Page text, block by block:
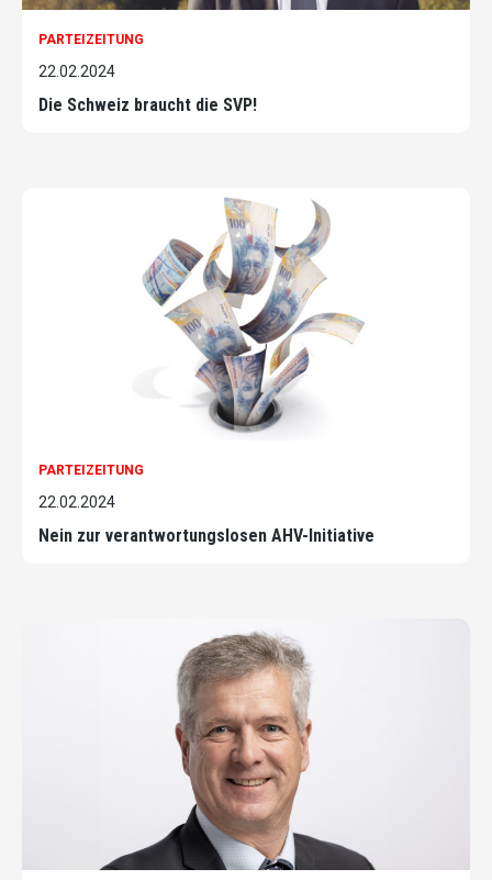
PARTEIZEITUNG
22.02.2024
Die Schweiz braucht die SVP!
PARTEIZEITUNG
22.02.2024
Nein zur verantwortungslosen AHV-Initiative